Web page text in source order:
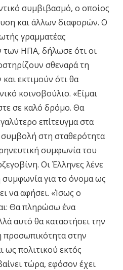
συμβιβασμό, ο οποίος
και άλλων διαφορών. Ο
γραμματέας
ΗΠΑ, δήλωσε ότι οι
σθεναρά τη
εκτιμούν ότι θα
κοινοβούλιο. «Είμαι
σε καλό δρόμο. Θα
επίτευγμα στα
στη σταθερότητα
συμφωνία του
Οι Έλληνες λένε
συμφωνία για το όνομα ως
να αφήσει. «Ίσως ο
Θα πληρώσω ένα
αυτό θα καταστήσει την
προσωπικότητα στην
ως πολιτικού εκτός
τώρα, εφόσον έχει